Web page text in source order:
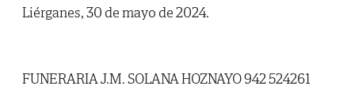
Liérganes, 30 de mayo de 2024.
FUNERARIA J.M. SOLANA HOZNAYO 942 524261